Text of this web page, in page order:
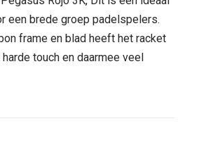
€ 210,00.€ 79,95.
een brede groep padelspelers.
frame en blad heeft het racket
touch en daarmee veel